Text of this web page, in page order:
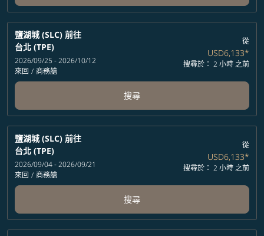
鹽湖城 (SLC) 前往
台北 (TPE)
2026/09/25 - 2026/10/12
來回 / 商務艙
從
USD6,133*
搜尋於： 2 小時 之前
搜尋
鹽湖城 (SLC) 前往
台北 (TPE)
2026/09/04 - 2026/09/21
來回 / 商務艙
從
USD6,133*
搜尋於： 2 小時 之前
搜尋